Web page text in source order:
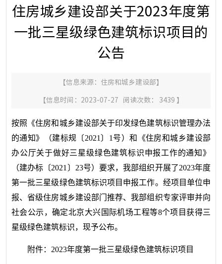
住房城乡建设部关于2023年度第
一批三星级绿色建筑标识项目的
公告
【信息来源： 住房和城乡建设部】
【信息时间：2023-07-27 阅读次数： 3439 】
按照《住房和城乡建设部关于印发绿色建筑标识管理办法
的通知》（建标规〔2021〕1号）和《住房和城乡建设部
办公厅关于做好三星级绿色建筑标识申报工作的通知》
（建办标〔2021〕23号）要求，我部组织开展了2023年度
第一批三星级绿色建筑标识项目申报工作。经项目单位申
报、省级住房城乡建设部门推荐、我部组织专家评审并向
社会公示，确定北京大兴国际机场工程等8个项目获得三
星级绿色建筑标识，现予公布。
附件：2023年度第一批三星级绿色建筑标识项目